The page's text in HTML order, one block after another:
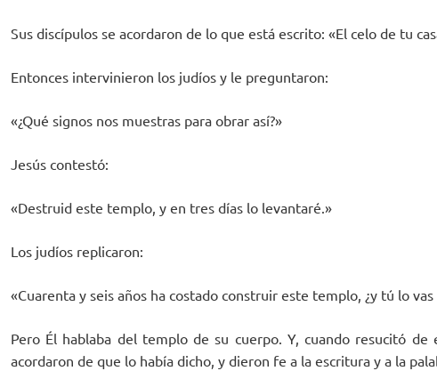
Sus discípulos se acordaron de lo que está escrito: «El celo de tu
Entonces intervinieron los judíos y le preguntaron:
«¿Qué signos nos muestras para obrar así?»
Jesús contestó:
«Destruid este templo, y en tres días lo levantaré.»
Los judíos replicaron:
«Cuarenta y seis años ha costado construir este templo, ¿y tú lo
Pero Él hablaba del templo de su cuerpo. Y, cuando resucitó
acordaron de que lo había dicho, y dieron fe a la escritura y a la